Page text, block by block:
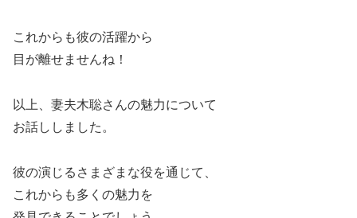
これからも彼の活躍から
目が離せませんね！
以上、妻夫木聡さんの魅力について
お話ししました。
彼の演じるさまざまな役を通じて、
これからも多くの魅力を